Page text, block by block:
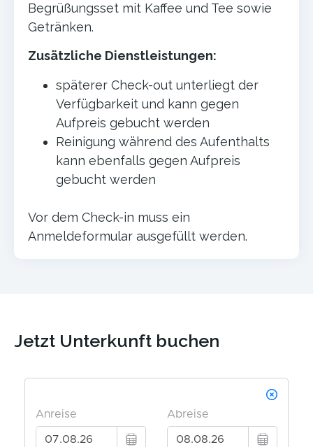
Begrüßungsset mit Kaffee und Tee sowie
Getränken.
Zusätzliche Dienstleistungen:
späterer Check-out unterliegt der
Verfügbarkeit und kann gegen
Aufpreis gebucht werden
Reinigung während des Aufenthalts
kann ebenfalls gegen Aufpreis
gebucht werden
Vor dem Check-in muss ein
Anmeldeformular ausgefüllt werden.
Jetzt Unterkunft buchen